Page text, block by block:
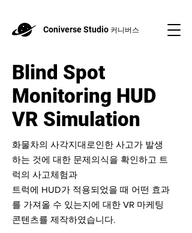
Coniverse Studio 커니버스
Blind Spot
Monitoring HUD
VR Simulation
화물차의 사각지대로인한 사고가 발생
하는 것에 대한 문제의식을 확인하고 트
럭의 사고체험과
트럭에 HUD가 적용되었을 때 어떤 효과
를 가져올 수 있는지에 대한 VR 마케팅
콘텐츠를 제작하였습니다.